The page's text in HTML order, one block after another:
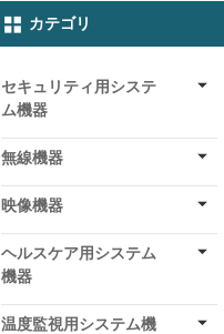
カテゴリ
セキュリティ用システ
ム機器
無線機器
映像機器
ヘルスケア用システム
機器
温度監視用システム機